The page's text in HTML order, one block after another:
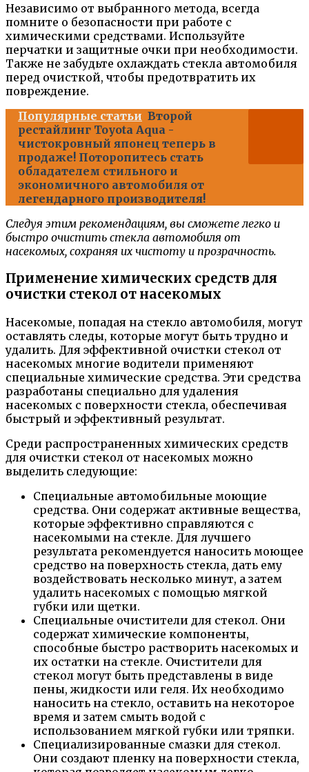
Независимо от выбранного метода, всегда
помните о безопасности при работе с
химическими средствами. Используйте
перчатки и защитные очки при необходимости.
Также не забудьте охлаждать стекла автомобиля
перед очисткой, чтобы предотвратить их
повреждение.
Популярные статьи Второй
рестайлинг Toyota Aqua -
чистокровный японец теперь в
продаже! Поторопитесь стать
обладателем стильного и
экономичного автомобиля от
легендарного производителя!
Следуя этим рекомендациям, вы сможете легко и
быстро очистить стекла автомобиля от
насекомых, сохраняя их чистоту и прозрачность.
Применение химических средств для
очистки стекол от насекомых
Насекомые, попадая на стекло автомобиля, могут
оставлять следы, которые могут быть трудно и
удалить. Для эффективной очистки стекол от
насекомых многие водители применяют
специальные химические средства. Эти средства
разработаны специально для удаления
насекомых с поверхности стекла, обеспечивая
быстрый и эффективный результат.
Среди распространенных химических средств
для очистки стекол от насекомых можно
выделить следующие:
Специальные автомобильные моющие
средства. Они содержат активные вещества,
которые эффективно справляются с
насекомыми на стекле. Для лучшего
результата рекомендуется наносить моющее
средство на поверхность стекла, дать ему
воздействовать несколько минут, а затем
удалить насекомых с помощью мягкой
губки или щетки.
Специальные очистители для стекол. Они
содержат химические компоненты,
способные быстро растворить насекомых и
их остатки на стекле. Очистители для
стекол могут быть представлены в виде
пены, жидкости или геля. Их необходимо
наносить на стекло, оставить на некоторое
время и затем смыть водой с
использованием мягкой губки или тряпки.
Специализированные смазки для стекол.
Они создают пленку на поверхности стекла,